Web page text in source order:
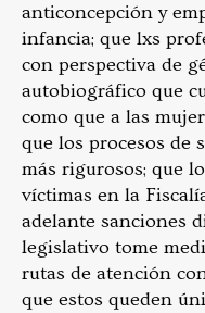
anticoncepción y
infancia; que lxs
con perspectiva de
autobiográfico que
como que a las
que los procesos de
más rigurosos; que
víctimas en la
adelante sanciones
legislativo tome
rutas de atención
que estos queden